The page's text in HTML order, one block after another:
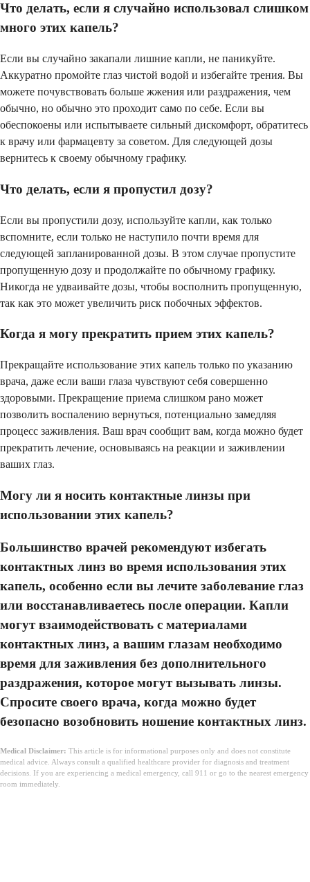
Что делать, если я случайно использовал слишком
много этих капель?
Если вы случайно закапали лишние капли, не паникуйте.
Аккуратно промойте глаз чистой водой и избегайте трения. Вы
можете почувствовать больше жжения или раздражения, чем
обычно, но обычно это проходит само по себе. Если вы
обеспокоены или испытываете сильный дискомфорт, обратитесь
к врачу или фармацевту за советом. Для следующей дозы
вернитесь к своему обычному графику.
Что делать, если я пропустил дозу?
Если вы пропустили дозу, используйте капли, как только
вспомните, если только не наступило почти время для
следующей запланированной дозы. В этом случае пропустите
пропущенную дозу и продолжайте по обычному графику.
Никогда не удваивайте дозы, чтобы восполнить пропущенную,
так как это может увеличить риск побочных эффектов.
Когда я могу прекратить прием этих капель?
Прекращайте использование этих капель только по указанию
врача, даже если ваши глаза чувствуют себя совершенно
здоровыми. Прекращение приема слишком рано может
позволить воспалению вернуться, потенциально замедляя
процесс заживления. Ваш врач сообщит вам, когда можно будет
прекратить лечение, основываясь на реакции и заживлении
ваших глаз.
Могу ли я носить контактные линзы при
использовании этих капель?
Большинство врачей рекомендуют избегать
контактных линз во время использования этих
капель, особенно если вы лечите заболевание глаз
или восстанавливаетесь после операции. Капли
могут взаимодействовать с материалами
контактных линз, а вашим глазам необходимо
время для заживления без дополнительного
раздражения, которое могут вызывать линзы.
Спросите своего врача, когда можно будет
безопасно возобновить ношение контактных линз.
Medical Disclaimer: This article is for informational purposes only and does not constitute
medical advice. Always consult a qualified healthcare provider for diagnosis and treatment
decisions. If you are experiencing a medical emergency, call 911 or go to the nearest emergency
room immediately.